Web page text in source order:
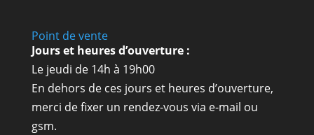
Point de vente
Jours et heures d’ouverture :
Le jeudi de 14h à 19h00
En dehors de ces jours et heures d’ouverture,
merci de fixer un rendez-vous via e-mail ou
gsm.